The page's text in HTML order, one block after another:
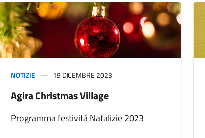
NOTIZIE 19 DICEMBRE 2023
Agira Christmas Village
Programma festività Natalizie 2023